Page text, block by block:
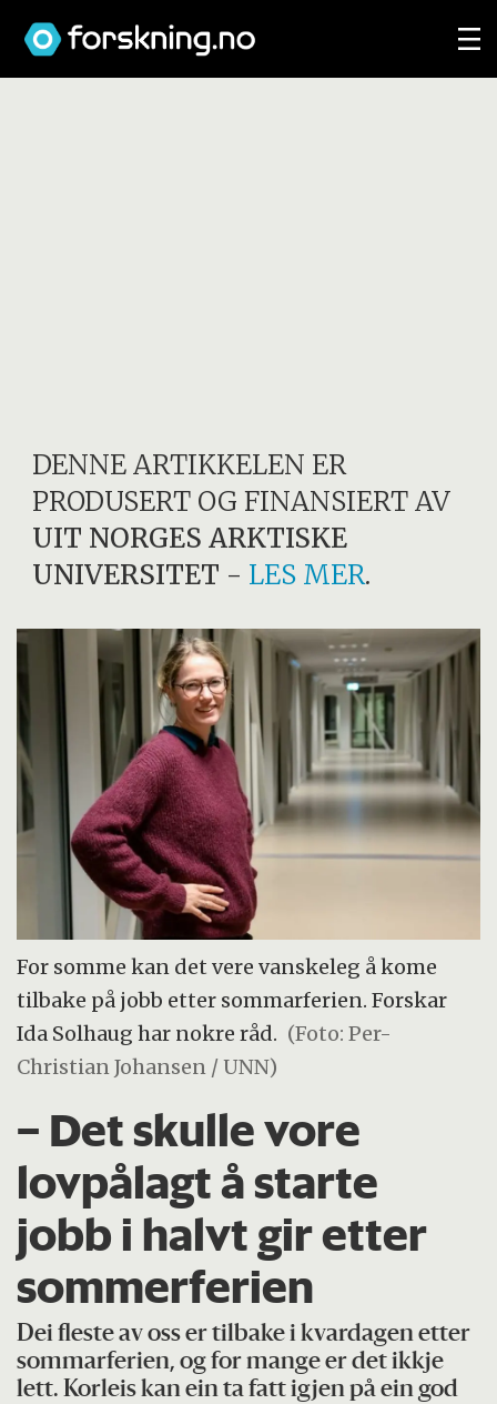
DENNE ARTIKKELEN ER
PRODUSERT OG FINANSIERT AV
UIT NORGES ARKTISKE
UNIVERSITET - LES MER.
For somme kan det vere vanskeleg å kome
tilbake på jobb etter sommarferien. Forskar
Ida Solhaug har nokre råd. (Foto: Per-
Christian Johansen / UNN)
– Det skulle vore
lovpålagt å starte
jobb i halvt gir etter
sommerferien
Dei fleste av oss er tilbake i kvardagen etter
sommarferien, og for mange er det ikkje
lett. Korleis kan ein ta fatt igjen på ein god